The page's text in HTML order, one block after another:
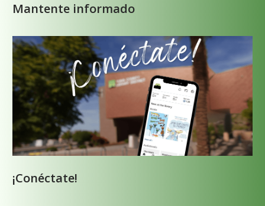
Mantente informado
¡Conéctate!